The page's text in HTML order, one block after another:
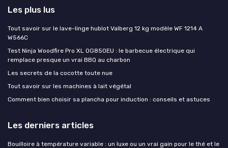
Les plus lus
Tout savoir sur le lave-linge hublot Valberg 12 kg modèle WF 1214 A
W566C
Test Ninja Woodfire Pro XL OG850EU : le barbecue électrique qui
remplace presque un vrai BBQ au charbon
Les secrets de la cocotte toute nue
Tout savoir sur les machines à lait végétal
Comment bien choisir sa plancha pour induction : conseils et astuces
Les derniers articles
Bouilloire à température variable : un luxe ou un vrai gain pour le thé et le